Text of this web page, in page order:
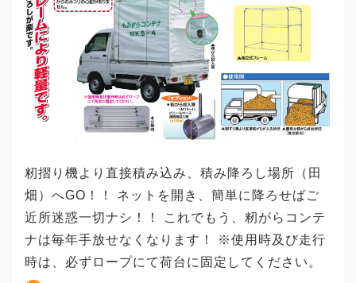
籾摺り機より直接積み込み、積み降ろし場所（田
畑）へGO！！ ネットを開き、簡単に降ろせばご
近所迷惑一切ナシ！！ これでもう、籾がらコンテ
ナは毎年手放せなくなります！ ※使用時及び走行
時は、必ずロープにて荷台に固定してください。